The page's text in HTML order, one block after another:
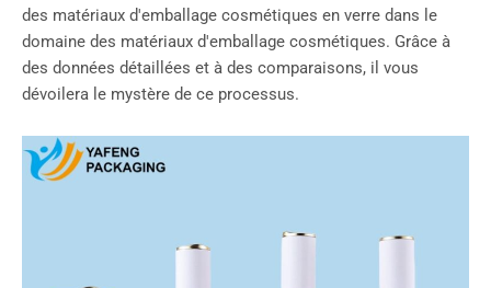
des matériaux d'emballage cosmétiques en verre dans le
domaine des matériaux d'emballage cosmétiques. Grâce à
des données détaillées et à des comparaisons, il vous
dévoilera le mystère de ce processus.